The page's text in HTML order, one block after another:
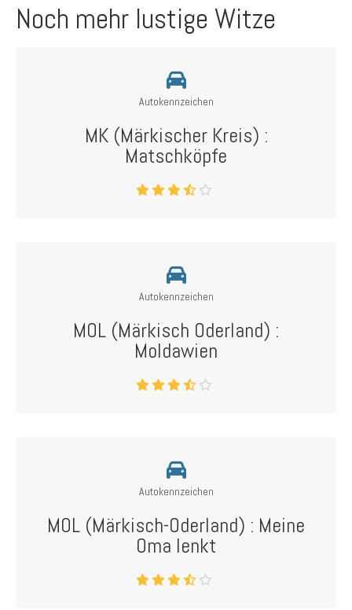
Noch mehr lustige Witze
Autokennzeichen
MK (Märkischer Kreis) :
Matschköpfe
Autokennzeichen
MOL (Märkisch Oderland) :
Moldawien
Autokennzeichen
MOL (Märkisch-Oderland) : Meine
Oma lenkt